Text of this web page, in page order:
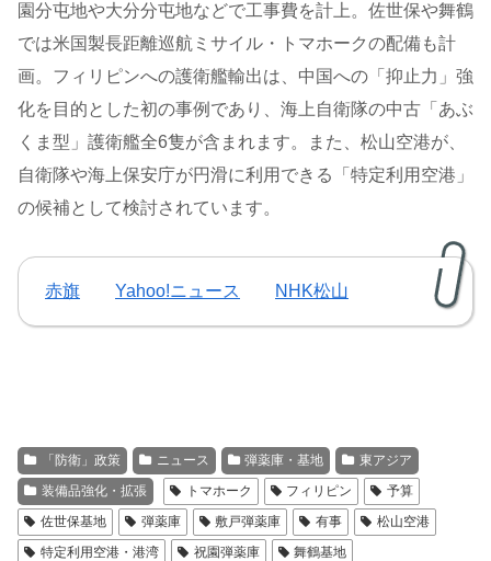
園分屯地や大分分屯地などで工事費を計上。佐世保や舞鶴
では米国製長距離巡航ミサイル・トマホークの配備も計
画。フィリピンへの護衛艦輸出は、中国への「抑止力」強
化を目的とした初の事例であり、海上自衛隊の中古「あぶ
くま型」護衛艦全6隻が含まれます。また、松山空港が、
自衛隊や海上保安庁が円滑に利用できる「特定利用空港」
の候補として検討されています。
赤旗 Yahoo!ニュース NHK松山
「防衛」政策 ニュース 弾薬庫・基地
東アジア
装備品強化・拡張
トマホーク フィリピン
予算
佐世保基地
弾薬庫 敷戸弾薬庫 有事
松山空港
特定利用空港・港湾
祝園弾薬庫 舞鶴基地